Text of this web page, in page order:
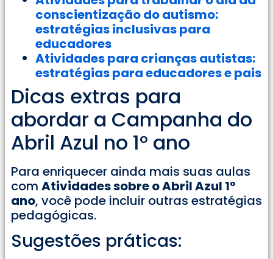
conscientização do autismo:
estratégias inclusivas para
educadores
Atividades para crianças autistas:
estratégias para educadores e pais
Dicas extras para
abordar a Campanha do
Abril Azul no 1° ano
Para enriquecer ainda mais suas aulas
com Atividades sobre o Abril Azul 1°
ano, você pode incluir outras estratégias
pedagógicas.
Sugestões práticas: